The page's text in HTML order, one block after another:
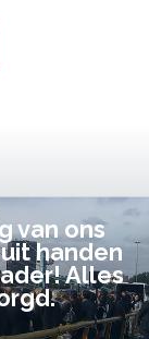
van ons
handen
Alles